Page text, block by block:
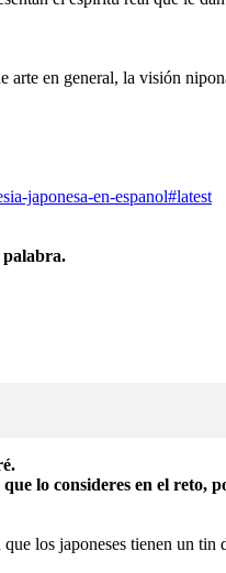
arte en general, la visión
japonesa-en-espanol#latest
palabra.
lo consideres en el reto,
los japoneses tienen un